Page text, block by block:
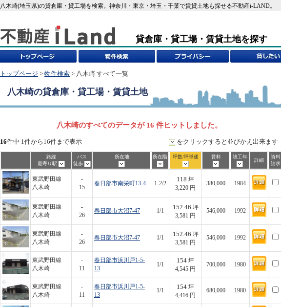
八木崎(埼玉県)の貸倉庫・貸工場を検索。神奈川・東京・埼玉・千葉で賃貸土地も探せる不動産i-LAND。
貸倉庫・貸工場・賃貸土地を探す
トップページ > 物件検索 > 八木崎 すべて一覧
八木崎の貸倉庫・貸工場・賃貸土地
八木崎のすべてのデータが 16 件ヒットしました。
16件中 1件から16件まで表示 をクリックすると並びかえ出来ます
路線
最寄り駅
バス
徒歩
所在地 所在階 坪数/坪単価 賃料 竣工年
詳細
資料
請求
東武野田線
八木崎
-
15
春日部市南栄町13-4 1-2/2
118 坪
3,220 円
380,000 1984
東武野田線
八木崎
-
26
春日部市大沼7-47 1/1
152.46 坪
3,581 円
546,000 1992
東武野田線
八木崎
-
26
春日部市大沼7-47 1/1
152.46 坪
3,581 円
546,000 1992
東武野田線
八木崎
-
11
春日部市浜川戸1-5-
13
1/1
154 坪
4,545 円
700,000 1980
東武野田線
八木崎
-
11
春日部市浜川戸1-5-
13
1/1
154 坪
4,416 円
680,000 1980